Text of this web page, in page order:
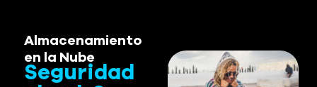
Almacenamiento
en la Nube
Seguridad